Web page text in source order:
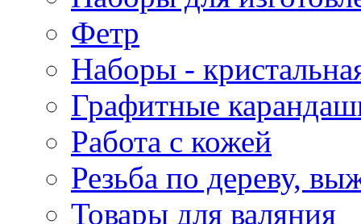
Фетр
Наборы -
Графитные
Работа с кожей
Резьба по дереву,
Товары для валяния